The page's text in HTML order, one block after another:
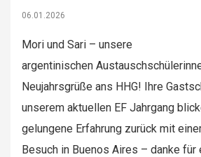
06.01.2026
Mori und Sari – unsere
argentinischen
Neujahrsgrüße ans HHG! Ihre
unserem aktuellen EF Jahrgang
gelungene Erfahrung zurück mit
Besuch in Buenos Aires – danke für